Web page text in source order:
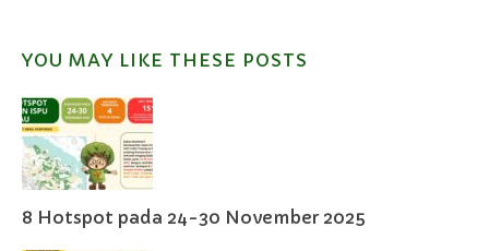
YOU MAY LIKE THESE POSTS
8 Hotspot pada 24-30 November 2025